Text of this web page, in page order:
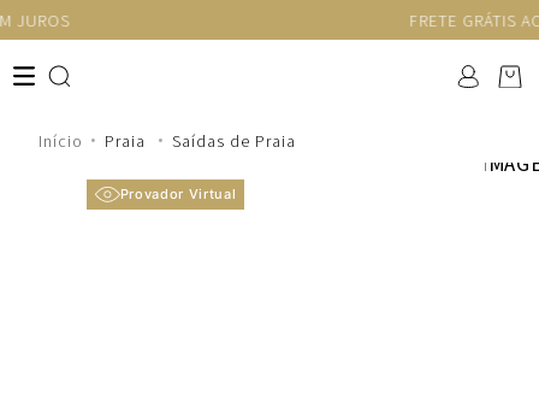
FRETE GRÁTIS ACIMA DE R$1.250
Praia Saídas de Praia
Provador Virtual